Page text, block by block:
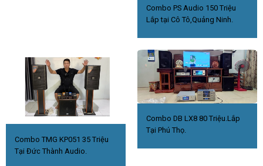
Combo PS Audio 150 Triệu
Lắp tại Cô Tô,Quảng Ninh.
Combo TMG KP051 35 Triệu
Tại Đức Thành Audio.
Combo DB LX8 80 Triệu.Lắp
Tại Phú Thọ.